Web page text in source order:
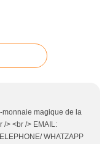
monnaie magique de la
/> <br /> EMAIL:
WHATZAPP